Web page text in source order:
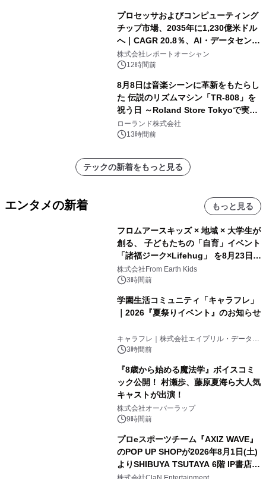
プロセッサおよびコンピューティング
チップ市場、2035年に1,230億米ドル
へ｜CAGR 20.8％、AI・データセンタ
ー需要が成長を牽引
株式会社レポートオーシャン
12時間前
8月8日は音楽シーンに革新をもたらし
た 伝説のリズムマシン「TR-808」を
祝う日 ～Roland Store Tokyoで実機
を展示しての 記念キャンペーンを開
催 英国ラジオ「NTS」の 特別プログ
アーティストを フィーチャーしたアニ
メーションを公開～
ローランド株式会社
13時間前
テックの新着をもっと見る
エンタメの新着 もっと見る
フロムアースキッズ × 地域 × 大学生が
創る、 子どもたちの「自育」イベント
「諸福ジーク×Lifehug」 を8月23日
(日)開催
株式会社From Earth Kids
3時間前
学園生活コミュニティ「キャラフレ」
｜2026『夏祭りイベント』のお知らせ
キャラフレ｜株式会社エイプリル・データ・
デザインズ
3時間前
『8歳から始める魔法学』ボイスコミ
ック公開！ 村瀬歩、藤原夏海ら大人気
キャストが出演！
株式会社オーバーラップ
9時間前
プロeスポーツチーム『AXIZ WAVE』
のPOP UP SHOPが2026年8月1日(土)
よりSHIBUYA TSUTAYA 6階 IP書店で
開催決定！！